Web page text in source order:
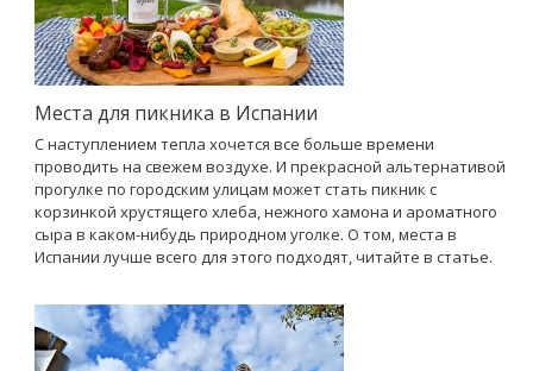
Места для пикника в Испании
С наступлением тепла хочется все больше времени
проводить на свежем воздухе. И прекрасной альтернативой
прогулке по городским улицам может стать пикник с
корзинкой хрустящего хлеба, нежного хамона и ароматного
сыра в каком-нибудь природном уголке. О том, места в
Испании лучше всего для этого подходят, читайте в статье.